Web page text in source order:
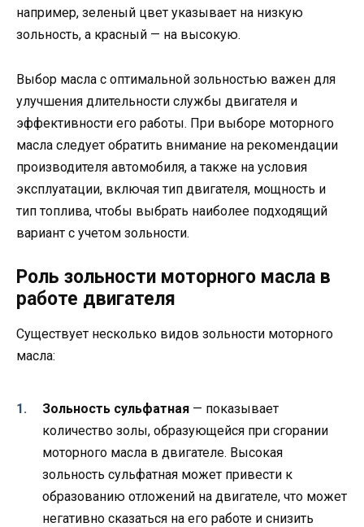
например, зеленый цвет указывает на низкую
зольность, а красный — на высокую.
Выбор масла с оптимальной зольностью важен для
улучшения длительности службы двигателя и
эффективности его работы. При выборе моторного
масла следует обратить внимание на рекомендации
производителя автомобиля, а также на условия
эксплуатации, включая тип двигателя, мощность и
тип топлива, чтобы выбрать наиболее подходящий
вариант с учетом зольности.
Роль зольности моторного масла в
работе двигателя
Существует несколько видов зольности моторного
масла:
Зольность сульфатная — показывает
количество золы, образующейся при сгорании
моторного масла в двигателе. Высокая
зольность сульфатная может привести к
образованию отложений на двигателе, что может
негативно сказаться на его работе и снизить